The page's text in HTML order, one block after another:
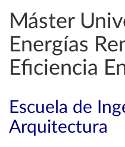
Máster
Energías
Eficiencia
Escuela de
Arquitectura